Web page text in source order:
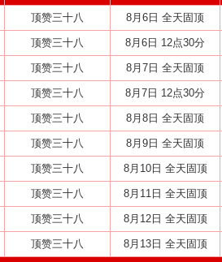
顶赞三十八 8月6日 全天固顶
顶赞三十八 8月6日 12点30分
顶赞三十八 8月7日 全天固顶
顶赞三十八 8月7日 12点30分
顶赞三十八 8月8日 全天固顶
顶赞三十八 8月9日 全天固顶
顶赞三十八 8月10日 全天固顶
顶赞三十八 8月11日 全天固顶
顶赞三十八 8月12日 全天固顶
顶赞三十八 8月13日 全天固顶